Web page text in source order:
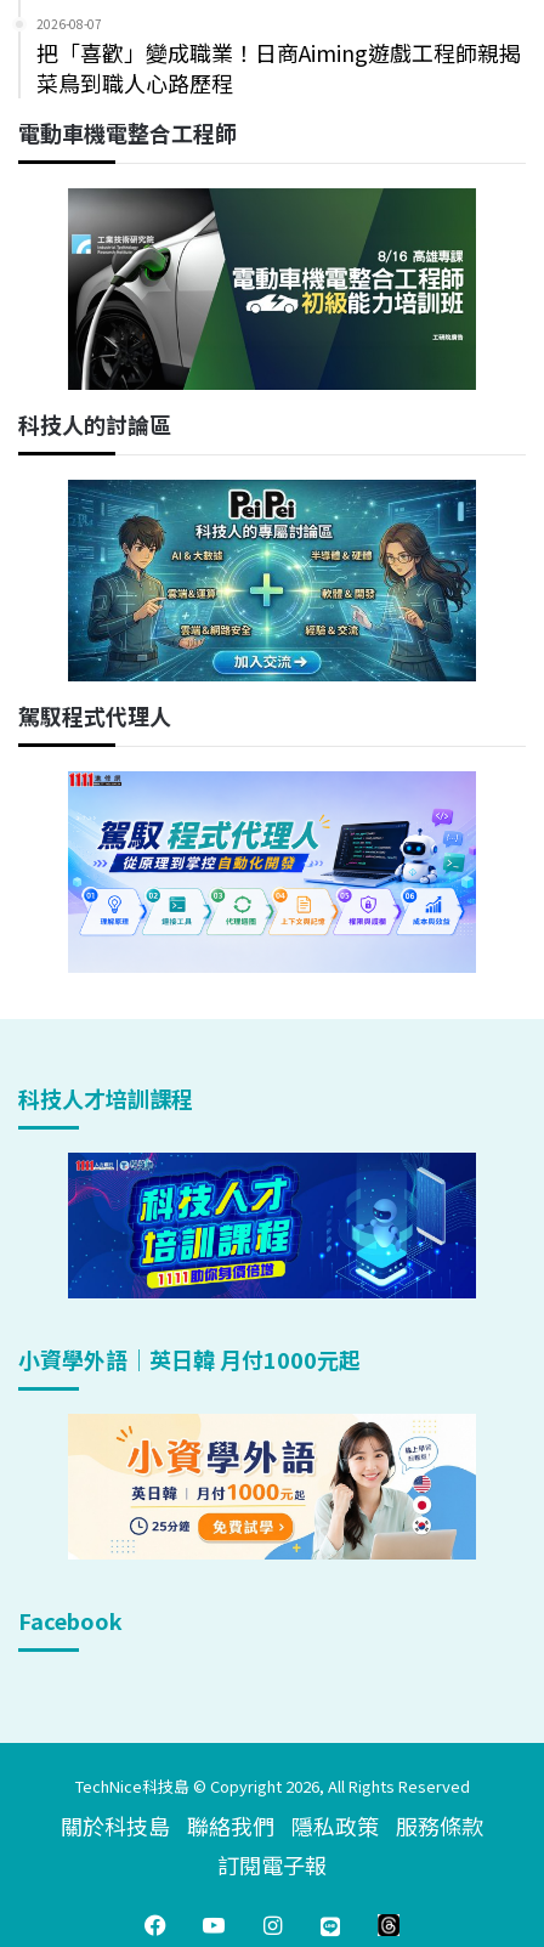
2026-08-07
把「喜歡」變成職業！日商Aiming遊戲工程師親揭
菜鳥到職人心路歷程
電動車機電整合工程師
科技人的討論區
駕馭程式代理人
科技人才培訓課程
小資學外語｜英日韓 月付1000元起
Facebook
TechNice科技島 © Copyright 2026, All Rights Reserved
關於科技島 聯絡我們 隱私政策 服務條款
訂閱電子報